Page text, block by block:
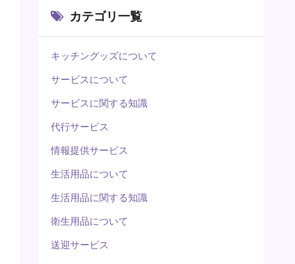
カテゴリ一覧
キッチングッズについて
サービスについて
サービスに関する知識
代行サービス
情報提供サービス
生活用品について
生活用品に関する知識
衛生用品について
送迎サービス